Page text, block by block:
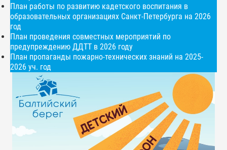
План работы по развитию кадетского воспитания в
образовательных организациях Санкт-Петербурга на 2026
год
План проведения совместных мероприятий по
предупреждению ДДТТ в 2026 году
План пропаганды пожарно-технических знаний на 2025-
2026 уч. год